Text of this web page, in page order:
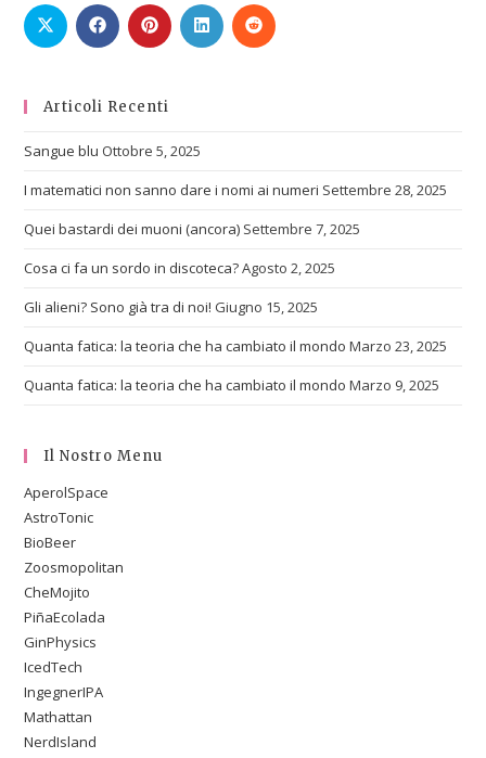
Articoli Recenti
Sangue blu Ottobre 5, 2025
I matematici non sanno dare i nomi ai numeri Settembre 28, 2025
Quei bastardi dei muoni (ancora) Settembre 7, 2025
Cosa ci fa un sordo in discoteca?Agosto 2, 2025
Gli alieni? Sono già tra di noi! Giugno 15, 2025
Quanta fatica: la teoria che ha cambiato il mondo Marzo 23, 2025
Quanta fatica: la teoria che ha cambiato il mondo Marzo 9, 2025
Il Nostro Menu
AperolSpace
AstroTonic
BioBeer
Zoosmopolitan
CheMojito
PiñaEcolada
GinPhysics
IcedTech
IngegnerIPA
Mathattan
NerdIsland